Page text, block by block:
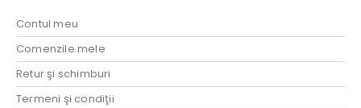
Contul meu
Comenzile mele
Retur şi schimburi
Termeni şi condiţii